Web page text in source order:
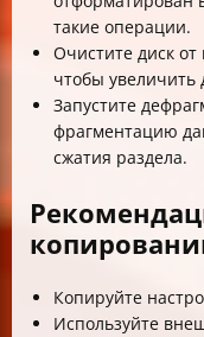
такие операции.
Очистите диск
чтобы увеличить
Запустите
фрагментацию
сжатия раздела.
Копируйте
Используйте